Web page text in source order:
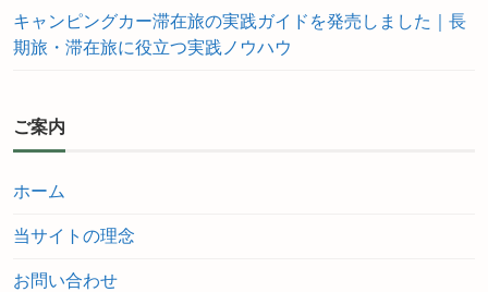
キャンピングカー滞在旅の実践ガイドを発売しました｜長
期旅・滞在旅に役立つ実践ノウハウ
ご案内
ホーム
当サイトの理念
お問い合わせ